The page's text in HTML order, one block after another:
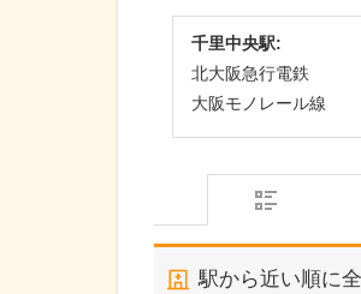
千里中央駅:
北大阪急行電鉄
大阪モノレール線
駅から近い順に全